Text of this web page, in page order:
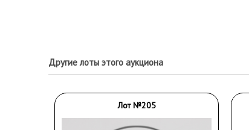
Другие лоты этого аукциона
Лот №205